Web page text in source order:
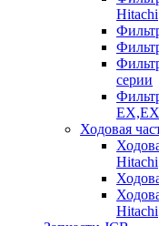
Hitachi
серии
Ходовая
Hitachi
Hitachi